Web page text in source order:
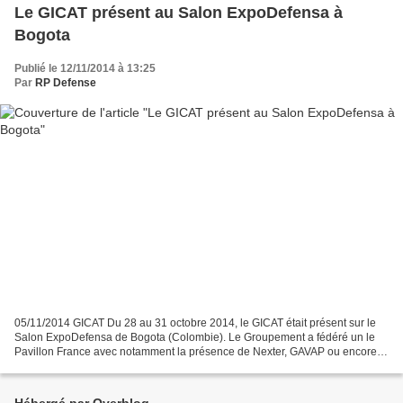
Le GICAT présent au Salon ExpoDefensa à
Bogota
Publié le 12/11/2014 à 13:25
Par RP Defense
05/11/2014 GICAT Du 28 au 31 octobre 2014, le GICAT était présent sur le
Salon ExpoDefensa de Bogota (Colombie). Le Groupement a fédéré un le
Pavillon France avec notamment la présence de Nexter, GAVAP ou encore